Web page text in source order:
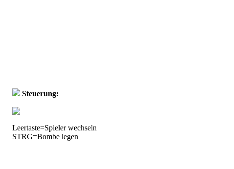
Steuerung:
Leertaste=Spieler wechseln
STRG=Bombe legen